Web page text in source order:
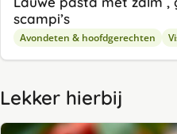
scampi’s
Avondeten & hoofdgerechten
Lekker hierbij